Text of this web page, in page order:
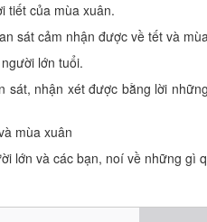
tiết của mùa xuân.
sát cảm nhận được về tết và
lớn tuổi.
sát, nhận xét được bằng lời
mùa xuân
lớn và các bạn, noí về những gì